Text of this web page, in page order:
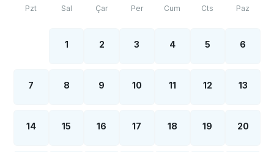
Pzt Sal Çar Per Cum Cts Paz
1 2 3 4 5 6
7 8 9 10 11 12 13
14 15 16 17 18 19 20